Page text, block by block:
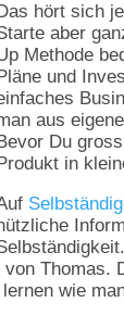
hört sich
aber
Methode
und
aus
Du
in
Thomas.
wie